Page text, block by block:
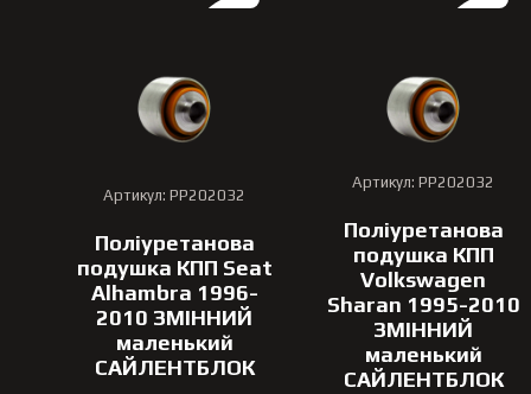
Артикул: PP202032
Поліуретанова
подушка КПП Seat
Alhambra 1996-
2010 ЗМІННИЙ
маленький
САЙЛЕНТБЛОК
Артикул: PP202032
Поліуретанова
подушка КПП
Volkswagen
Sharan 1995-2010
ЗМІННИЙ
маленький
САЙЛЕНТБЛОК